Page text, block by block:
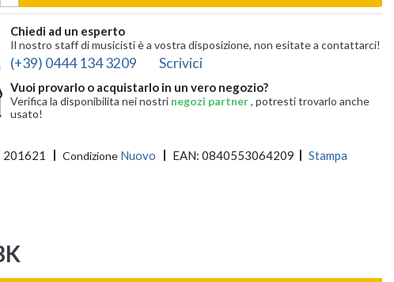
Chiedi ad un esperto
Il nostro staff di musicisti è a vostra disposizione, non esitate a contattarci!
(+39) 0444 134 3209 Scrivici
Vuoi provarlo o acquistarlo in un vero negozio?
Verifica la disponibilita nei nostri negozi partner, potresti trovarlo anche
usato!
201621 Condizione Nuovo EAN: 0840553064209 Stampa